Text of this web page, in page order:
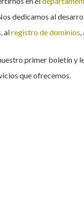
dedicamos al
alregistro de dominios,
primer boletín y
que ofrecemos.